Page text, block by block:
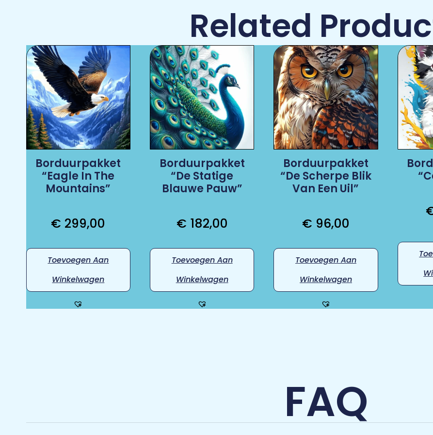
Related
Borduurpakket
“Eagle In The
Mountains”
€ 299,00
Toevoegen Aan
Winkelwagen
Borduurpakket
“De Statige
Blauwe Pauw”
€ 182,00
Toevoegen Aan
Winkelwagen
Borduurpakket
“De Scherpe Blik
Van Een Uil”
€ 96,00
Toevoegen Aan
Winkelwagen
FAQ